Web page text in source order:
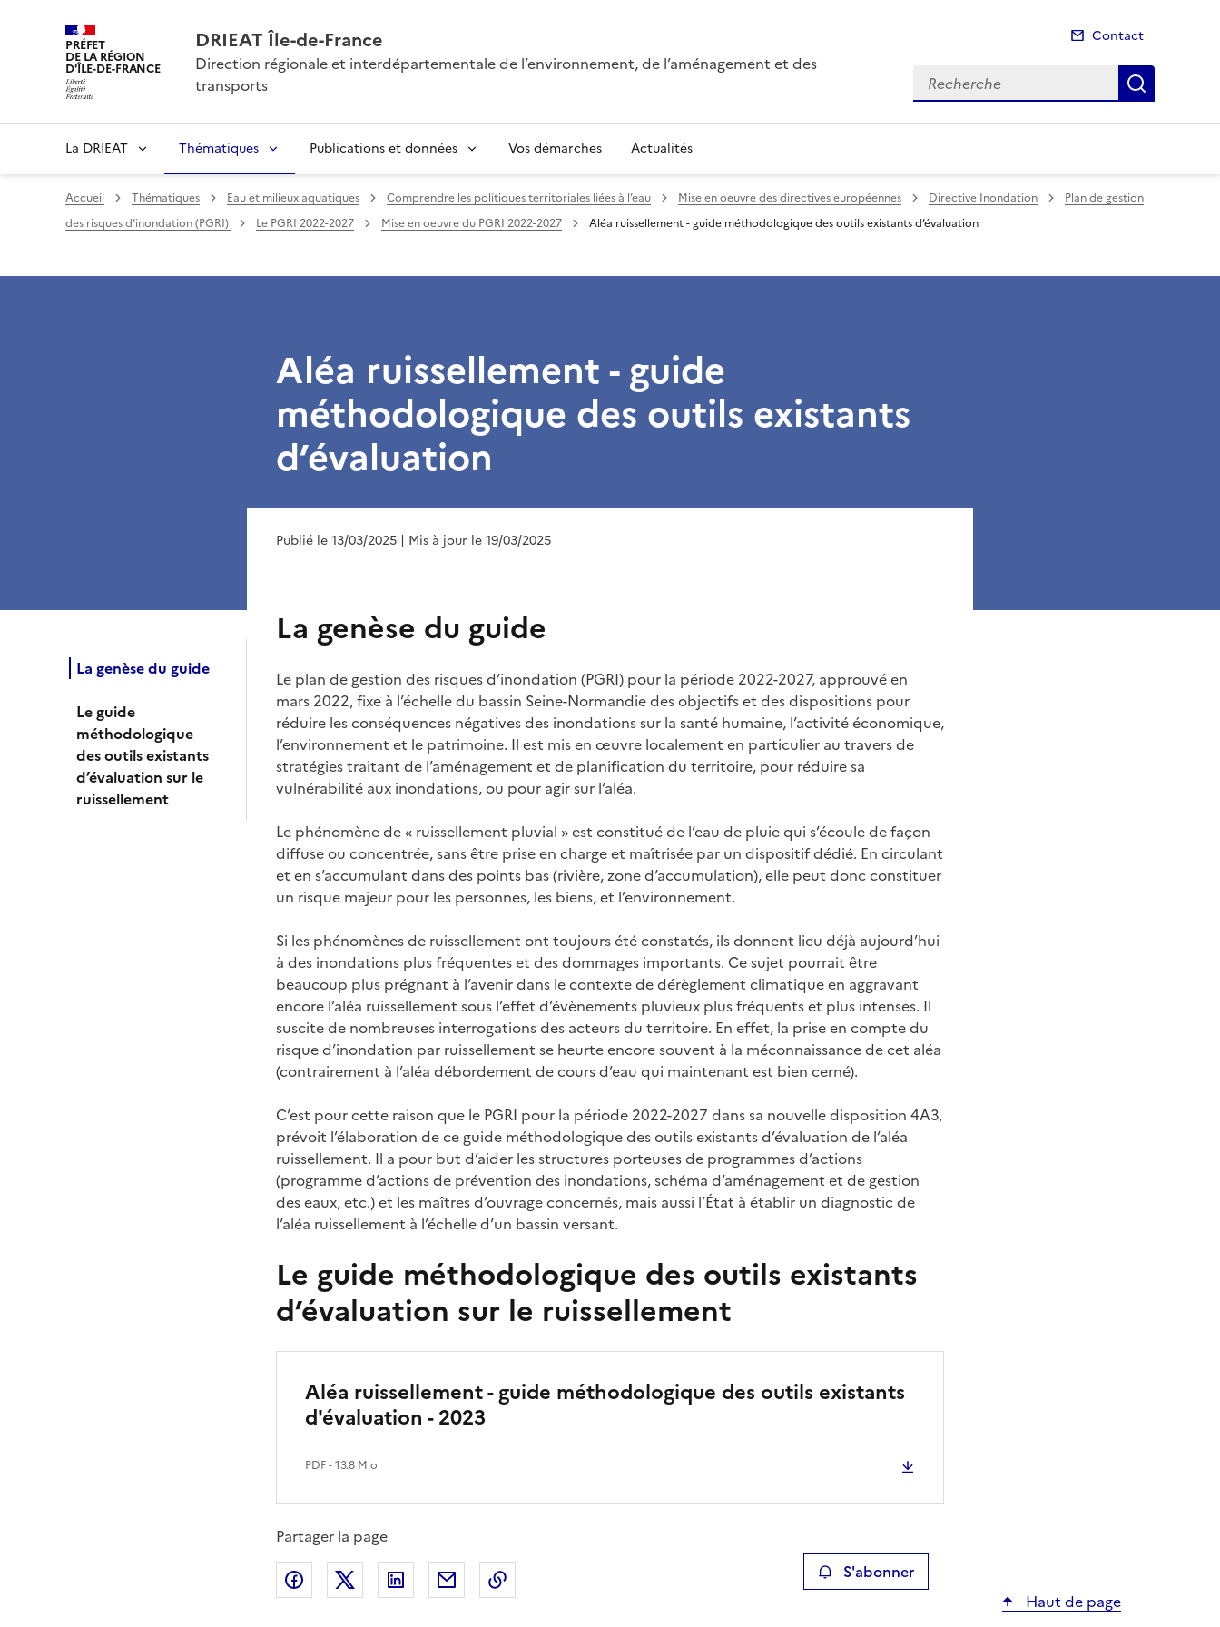
PRÉFET
DE LA RÉGION
D'ÎLE-DE-FRANCE
DRIEAT Île-de-France
Direction régionale et interdépartementale de l’environnement, de l’aménagement et des
transports
Contact
Recherche
La DRIEAT Thématiques Publications et données Vos démarches Actualités
Accueil Thématiques Eau et milieux aquatiques Comprendre les politiques territoriales liées à l’eau Mise en oeuvre des directives européennes Directive Inondation
Plan de gestion
des risques d’inondation (PGRI)
Le PGRI 2022-2027 Mise en oeuvre du PGRI 2022-2027 Aléa ruissellement - guide méthodologique des outils existants d’évaluation
La genèse du guide
Le guide
méthodologique
des outils existants
d’évaluation sur le
ruissellement
Aléa ruissellement - guide
méthodologique des outils existants
d’évaluation
Publié le 13/03/2025 | Mis à jour le 19/03/2025
La genèse du guide
Le plan de gestion des risques d’inondation (PGRI) pour la période 2022-2027, approuvé en
mars 2022, fixe à l’échelle du bassin Seine-Normandie des objectifs et des dispositions pour
réduire les conséquences négatives des inondations sur la santé humaine, l’activité économique,
l’environnement et le patrimoine. Il est mis en œuvre localement en particulier au travers de
stratégies traitant de l’aménagement et de planification du territoire, pour réduire sa
vulnérabilité aux inondations, ou pour agir sur l’aléa.
Le phénomène de « ruissellement pluvial » est constitué de l’eau de pluie qui s’écoule de façon
diffuse ou concentrée, sans être prise en charge et maîtrisée par un dispositif dédié. En circulant
et en s’accumulant dans des points bas (rivière, zone d’accumulation), elle peut donc constituer
un risque majeur pour les personnes, les biens, et l’environnement.
Si les phénomènes de ruissellement ont toujours été constatés, ils donnent lieu déjà aujourd’hui
à des inondations plus fréquentes et des dommages importants. Ce sujet pourrait être
beaucoup plus prégnant à l’avenir dans le contexte de dérèglement climatique en aggravant
encore l’aléa ruissellement sous l’effet d’évènements pluvieux plus fréquents et plus intenses. Il
suscite de nombreuses interrogations des acteurs du territoire. En effet, la prise en compte du
risque d’inondation par ruissellement se heurte encore souvent à la méconnaissance de cet aléa
(contrairement à l’aléa débordement de cours d’eau qui maintenant est bien cerné).
C’est pour cette raison que le PGRI pour la période 2022-2027 dans sa nouvelle disposition 4A3,
prévoit l’élaboration de ce guide méthodologique des outils existants d’évaluation de l’aléa
ruissellement. Il a pour but d’aider les structures porteuses de programmes d’actions
(programme d’actions de prévention des inondations, schéma d’aménagement et de gestion
des eaux, etc.) et les maîtres d’ouvrage concernés, mais aussi l’État à établir un diagnostic de
l’aléa ruissellement à l’échelle d’un bassin versant.
Le guide méthodologique des outils existants
d’évaluation sur le ruissellement
Aléa ruissellement - guide méthodologique des outils existants
d'évaluation - 2023
PDF- 13.8 Mio
Partager la page
Partager sur Facebook
Partager sur XPartager sur LinkedIn
Partager par emailCopier le lien de la page dans le presse-papier S'abonner
Haut de page